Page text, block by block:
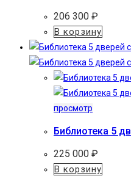
206 300 ₽
В корзину
просмотр
Библиотека 5
225 000 ₽
В корзину